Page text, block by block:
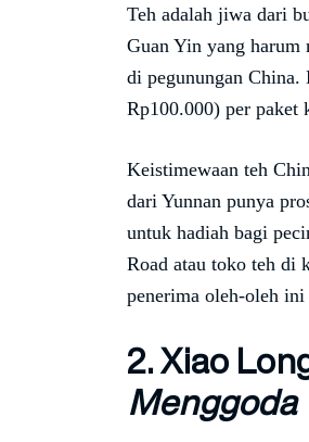
Teh adalah jiwa dari
Guan Yin yang harum
di pegunungan
Rp100.000) per paket
Keistimewaan teh
dari Yunnan punya
untuk hadiah bagi
Road atau toko teh di
penerima oleh-oleh ini
2. Xiao
Menggoda